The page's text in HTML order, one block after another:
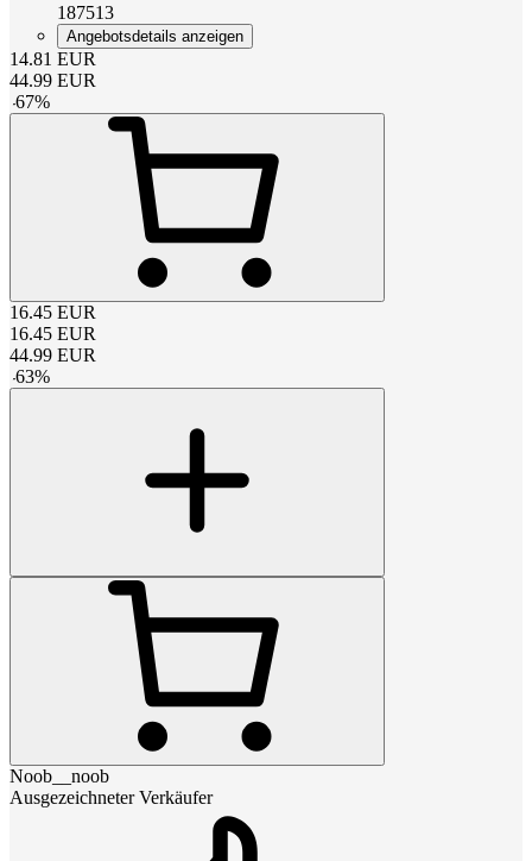
187513
Angebotsdetails anzeigen
14.81 EUR
44.99 EUR
-67%
16.45 EUR
16.45 EUR
44.99 EUR
-63%
Noob__noob
Ausgezeichneter Verkäufer